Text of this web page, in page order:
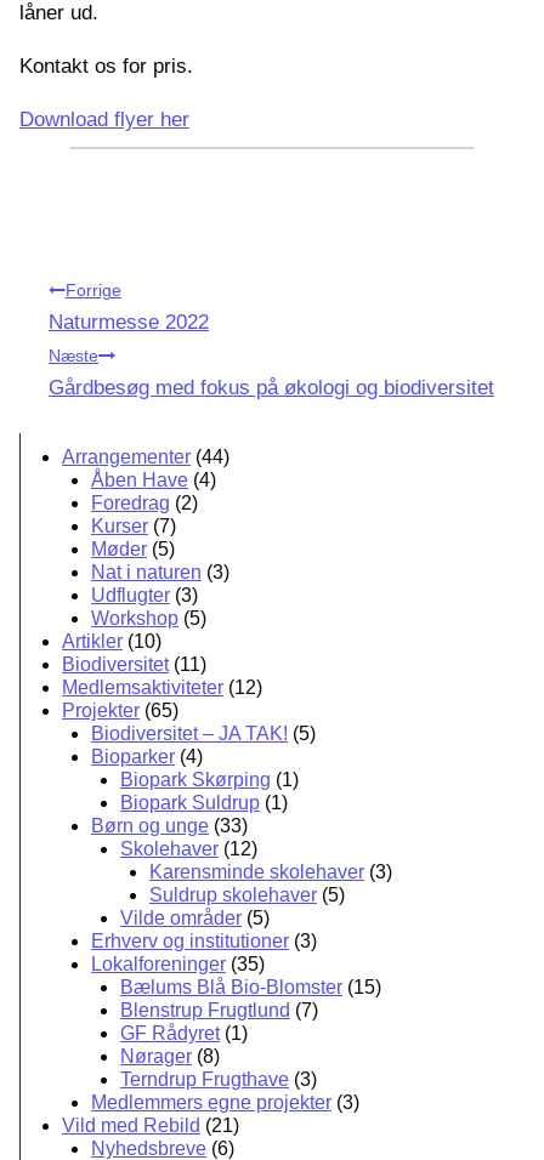
låner ud.
Kontakt os for pris.
Download flyer her
Indlægsnavigation
Forrige
Naturmesse 2022
Næste
Gårdbesøg med fokus på økologi og biodiversitet
Arrangementer (44)
Åben Have (4)
Foredrag (2)
Kurser (7)
Møder (5)
Nat i naturen (3)
Udflugter (3)
Workshop (5)
Artikler (10)
Biodiversitet(11)
Medlemsaktiviteter (12)
Projekter (65)
Biodiversitet – JA TAK! (5)
Bioparker (4)
Biopark Skørping (1)
Biopark Suldrup (1)
Børn og unge (33)
Skolehaver (12)
Karensminde skolehaver (3)
Suldrup skolehaver (5)
Vilde områder (5)
Erhverv og institutioner (3)
Lokalforeninger (35)
Bælums Blå Bio-Blomster (15)
Blenstrup Frugtlund (7)
GF Rådyret(1)
Nørager (8)
Terndrup Frugthave (3)
Medlemmers egne projekter (3)
Vild med Rebild (21)
Nyhedsbreve (6)